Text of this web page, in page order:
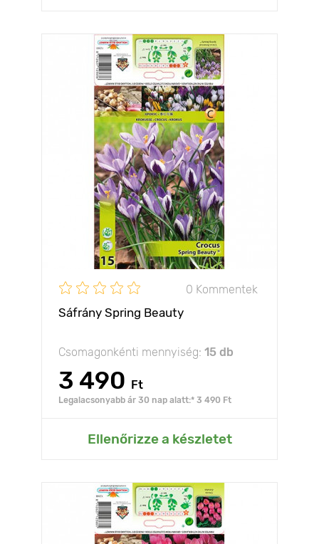
0 Kommentek
Sáfrány Spring Beauty
Csomagonkénti mennyiség: 15 db
3 490 Ft
Legalacsonyabb ár 30 nap alatt:* 3 490 Ft
Ellenőrizze a készletet